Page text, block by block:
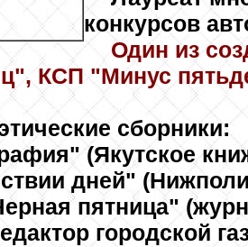
конкурсов
Один из
КСП "Минус
сборники:
(Якутское
дней"
пятница"
городской